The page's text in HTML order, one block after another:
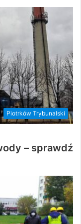
Piotrków Trybunalski
– sprawdź